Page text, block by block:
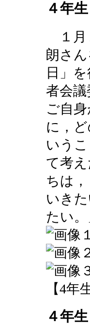
４年
１月
朗さ
日」
者会
ご自
に，
いう
て考
ちは
いき
たい
【4年
４年